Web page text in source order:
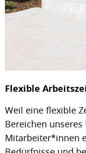
Flexible
Weil eine flexible
Bereichen
Mitarbeiter*innen